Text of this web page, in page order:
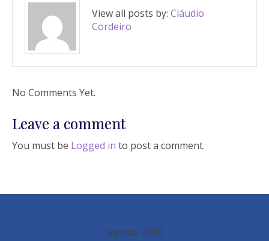
View all posts by: Cláudio
Cordeiro
No Comments Yet.
Leave a comment
You must be Logged in to post a comment.
agosto 2026